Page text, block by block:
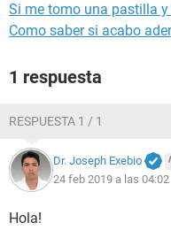
Si me tomo una pastilla
Como saber si acabo
1 respuesta
RESPUESTA 1 / 1
Dr. Joseph Exebio
24 feb 2019 a las 04:02
Hola!